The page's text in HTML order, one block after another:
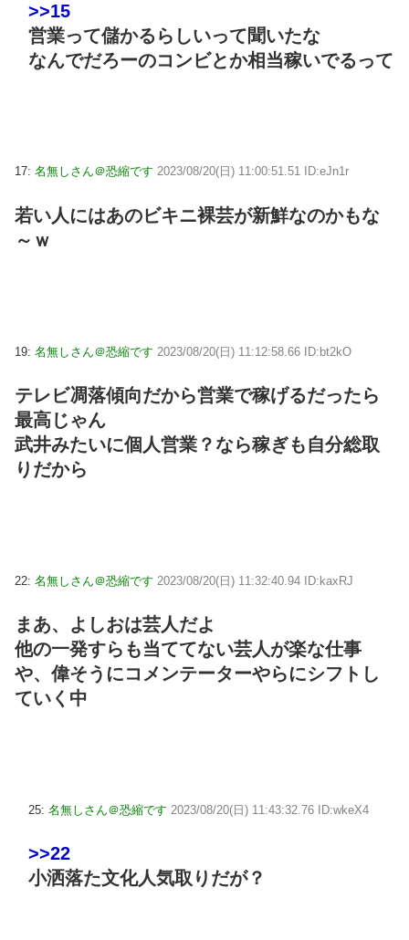
>>15
営業って儲かるらしいって聞いたな
なんでだろーのコンビとか相当稼いでるって
17: 名無しさん＠恐縮です 2023/08/20(日) 11:00:51.51 ID:eJn1r
若い人にはあのビキニ裸芸が新鮮なのかもな
～ｗ
19: 名無しさん＠恐縮です 2023/08/20(日) 11:12:58.66 ID:bt2kO
テレビ凋落傾向だから営業で稼げるだったら
最高じゃん
武井みたいに個人営業？なら稼ぎも自分総取
りだから
22: 名無しさん＠恐縮です 2023/08/20(日) 11:32:40.94 ID:kaxRJ
まあ、よしおは芸人だよ
他の一発すらも当ててない芸人が楽な仕事
や、偉そうにコメンテーターやらにシフトし
ていく中
25: 名無しさん＠恐縮です 2023/08/20(日) 11:43:32.76 ID:wkeX4
>>22
小洒落た文化人気取りだが？